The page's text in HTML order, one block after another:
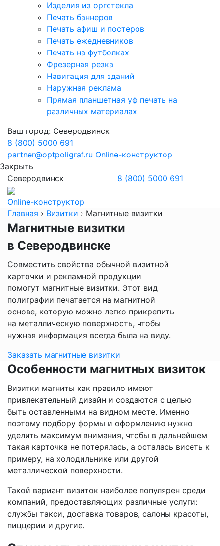
Изделия из оргстекла
Печать баннеров
Печать афиш и постеров
Печать ежедневников
Печать на футболках
Фрезерная резка
Навигация для зданий
Наружная реклама
Прямая планшетная уф печать на
различных материалах
Ваш город: Северодвинск
8 (800) 5000 691
partner@optpoligraf.ru Online-конструктор
Закрыть
Северодвинск
8 (800) 5000 691
Online-конструктор
Главная › Визитки › Магнитные визитки
Магнитные визитки
в Северодвинске
Совместить свойства обычной визитной
карточки и рекламной продукции
помогут магнитные визитки. Этот вид
полиграфии печатается на магнитной
основе, которую можно легко прикрепить
на металлическую поверхность, чтобы
нужная информация всегда была на виду.
Заказать магнитные визитки
Особенности магнитных визиток
Визитки магниты как правило имеют
привлекательный дизайн и создаются с целью
быть оставленными на видном месте. Именно
поэтому подбору формы и оформлению нужно
уделить максимум внимания, чтобы в дальнейшем
такая карточка не потерялась, а осталась висеть к
примеру, на холодильнике или другой
металлической поверхности.
Такой вариант визиток наиболее популярен среди
компаний, предоставляющих различные услуги:
службы такси, доставка товаров, салоны красоты,
пиццерии и другие.